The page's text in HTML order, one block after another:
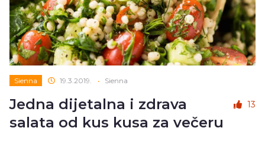
Sienna 19.3.2019. • Sienna
Jedna dijetalna i zdrava
salata od kus kusa za večeru
13